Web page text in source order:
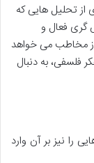
از تحلیل هایی که
گری فعال و
مخاطب می خواهد
فلسفی، به دنبال
را نیز بر آن وارد